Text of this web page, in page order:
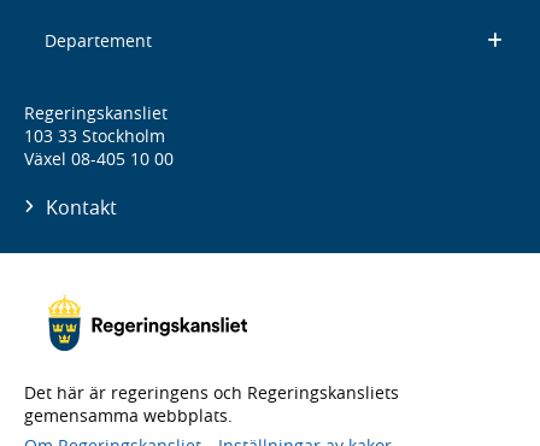
Departement
Regeringskansliet
103 33 Stockholm
Växel 08-405 10 00
Kontakt
Det här är regeringens och Regeringskansliets
gemensamma webbplats.